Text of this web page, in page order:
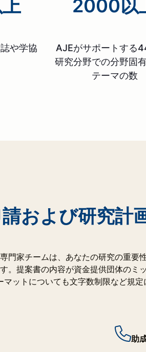
や学協
2000以
AJEがサポートする
研究分野での分野固
テーマの数
および研究計
門家チームは、あなたの研究の重要
。提案書の内容が資金提供団体のミ
マットについても文字数制限など規定
助